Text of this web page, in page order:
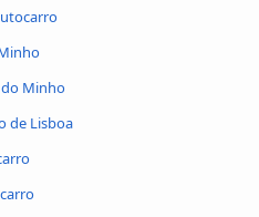
do Minho
de Lisboa